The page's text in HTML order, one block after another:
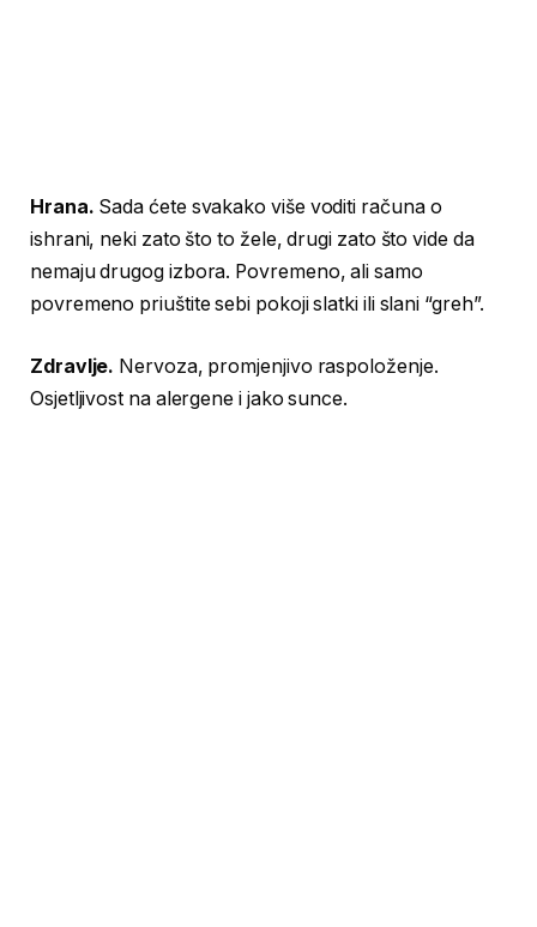
Hrana. Sada ćete svakako više voditi računa o
ishrani, neki zato što to žele, drugi zato što vide da
nemaju drugog izbora. Povremeno, ali samo
povremeno priuštite sebi pokoji slatki ili slani “greh”.
Zdravlje. Nervoza, promjenjivo raspoloženje.
Osjetljivost na alergene i jako sunce.